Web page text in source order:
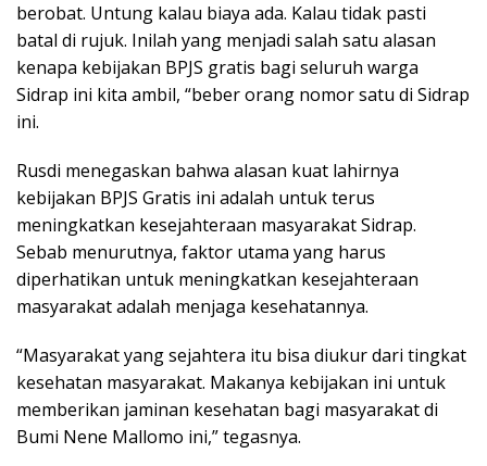
berobat. Untung kalau biaya ada. Kalau tidak pasti
batal di rujuk. Inilah yang menjadi salah satu alasan
kenapa kebijakan BPJS gratis bagi seluruh warga
Sidrap ini kita ambil, “beber orang nomor satu di Sidrap
ini.
Rusdi menegaskan bahwa alasan kuat lahirnya
kebijakan BPJS Gratis ini adalah untuk terus
meningkatkan kesejahteraan masyarakat Sidrap.
Sebab menurutnya, faktor utama yang harus
diperhatikan untuk meningkatkan kesejahteraan
masyarakat adalah menjaga kesehatannya.
“Masyarakat yang sejahtera itu bisa diukur dari tingkat
kesehatan masyarakat. Makanya kebijakan ini untuk
memberikan jaminan kesehatan bagi masyarakat di
Bumi Nene Mallomo ini,” tegasnya.